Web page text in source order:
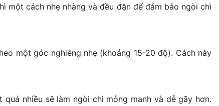
một cách nhẹ nhàng và đều đặn để đảm bảo ngòi chì
một góc nghiêng nhẹ (khoảng 15-20 độ). Cách này
nhiều sẽ làm ngòi chì mỏng manh và dễ gãy hơn.